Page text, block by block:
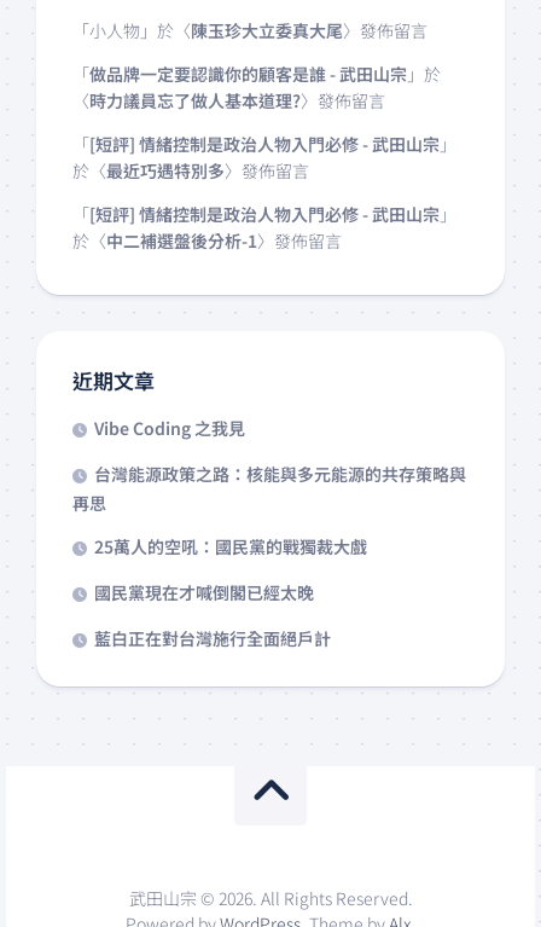
「小人物 」於〈陳玉珍大立委真大尾〉發佈留言
「做品牌一定要認識你的顧客是誰 - 武田山宗 」於
〈時力議員忘了做人基本道理?〉發佈留言
「[短評] 情緒控制是政治人物入門必修 - 武田山宗 」
於〈最近巧遇特別多〉發佈留言
「[短評] 情緒控制是政治人物入門必修 - 武田山宗 」
於〈中二補選盤後分析-1〉發佈留言
近期文章
Vibe Coding 之我見
台灣能源政策之路：核能與多元能源的共存策略與
再思
25萬人的空吼：國民黨的戰獨裁大戲
國民黨現在才喊倒閣已經太晚
藍白正在對台灣施行全面絕戶計
武田山宗 © 2026. All Rights Reserved.